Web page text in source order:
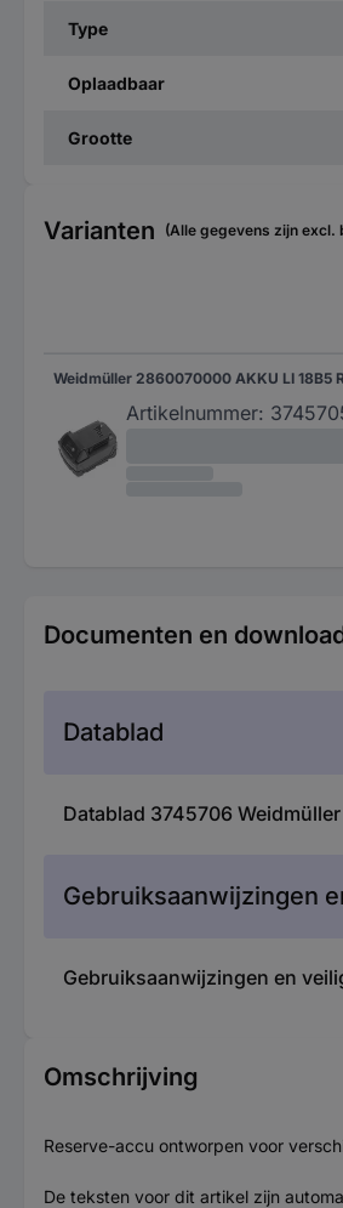
Type
Oplaadbaar
Grootte
Varianten (Alle gegevens zijn excl.
Artikelnummer:
Documenten en
Datablad
Datablad 3745706
Gebruiksaanwijzingen
Gebruiksaanwijzingen en
Omschrijving
Reserve-accu ontworpen voor
De teksten voor dit artikel zijn